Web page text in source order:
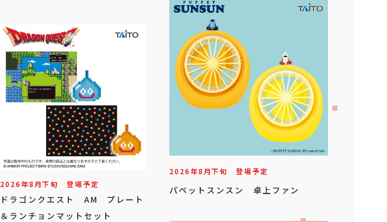
2026年8月下旬 登場予定
ドラゴンクエスト AM プレート
＆ランチョンマットセット
2026年8月下旬 登場予定
パペットスンスン 卓上ファン